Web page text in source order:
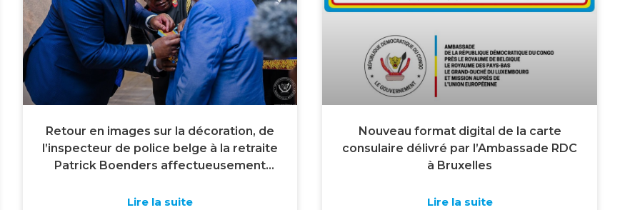
Retour en images sur la décoration, de
l’inspecteur de police belge à la retraite
Patrick Boenders affectueusement
Officier dans l’ordre national des héros
Lire la suite
Nouveau format digital de la carte
consulaire délivré par l’Ambassade RDC
à Bruxelles
Lire la suite